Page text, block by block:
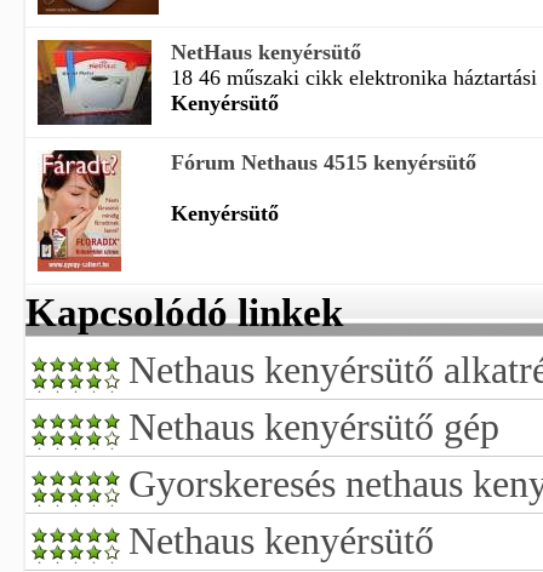
NetHaus kenyérsütő
18 46 műszaki cikk elektronika
Kenyérsütő
Fórum Nethaus 4515 kenyérsütő
Kenyérsütő
Kapcsolódó linkek
Nethaus kenyérsütő
Nethaus kenyérsütő gép
Gyorskeresés nethaus
Nethaus kenyérsütő